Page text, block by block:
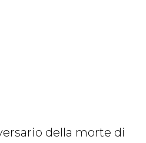
della morte di